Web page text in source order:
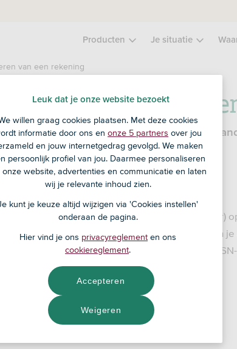
Producten Je situatie
van een rekening
van een
van een rekening en wil je
online of in de ASN-app.
een andere ouder (wettelijk vertegenwoordiger)
verwijderd te worden. Een gemachtigde kun
Log in op ASN Online Bankieren of ga naar
Leuk dat je onze website bezoekt
willen graag cookies plaatsen. Met deze cookies
informatie door ons en onze 5 partners over jou
en jouw internetgedrag gevolgd. We maken
persoonlijk profiel van jou. Daarmee personaliseren
onze website, advertenties en communicatie en laten
wij je relevante inhoud zien.
kunt je keuze altijd wijzigen via 'Cookies instellen'
onderaan de pagina.
Hier vind je ons privacyreglement en ons
cookiereglement.
Weigeren
Accepteren